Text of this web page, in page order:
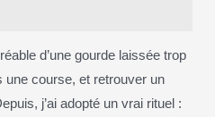
d’une gourde laissée trop
une course, et retrouver un
j’ai adopté un vrai rituel :